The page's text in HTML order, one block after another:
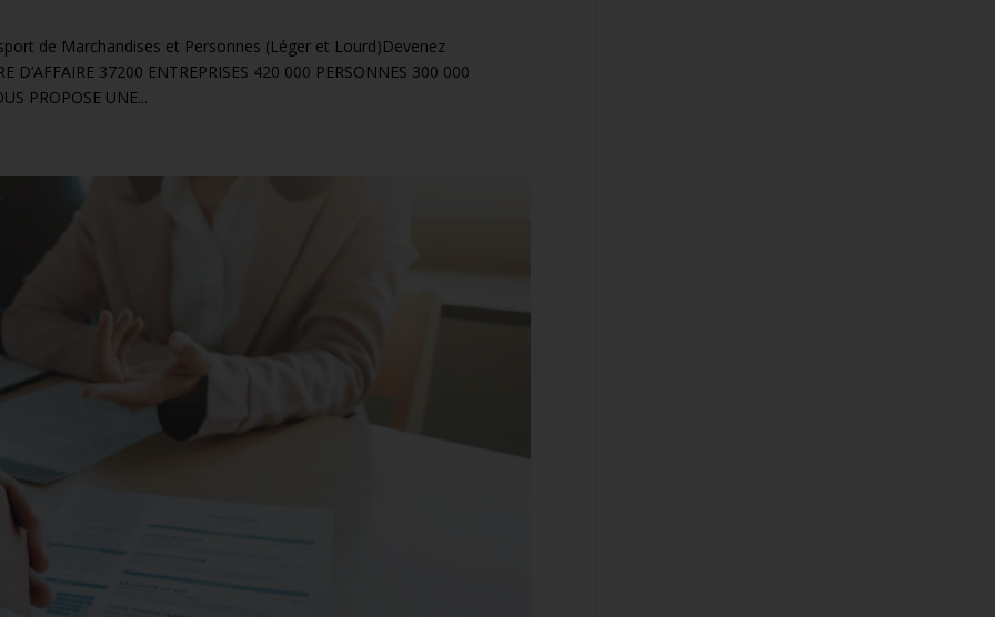
de Marchandises et Personnes (Léger et Lourd)Devenez
37200 ENTREPRISES 420 000 PERSONNES 300 000
PROPOSE UNE...